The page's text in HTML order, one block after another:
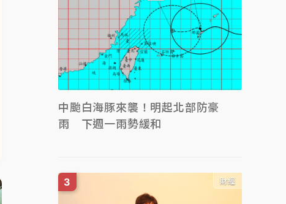
中颱白海豚來襲！明起北部防豪
雨 下週一雨勢緩和
財經